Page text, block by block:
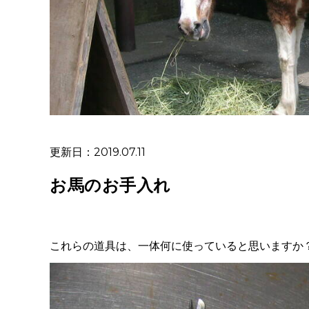
更新日：2019.07.11
お馬のお手入れ
これらの道具は、一体何に使っていると思いますか